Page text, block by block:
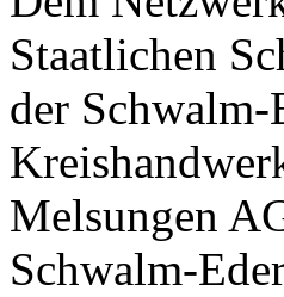
Staatlichen
der
Melsungen
Schwalm-